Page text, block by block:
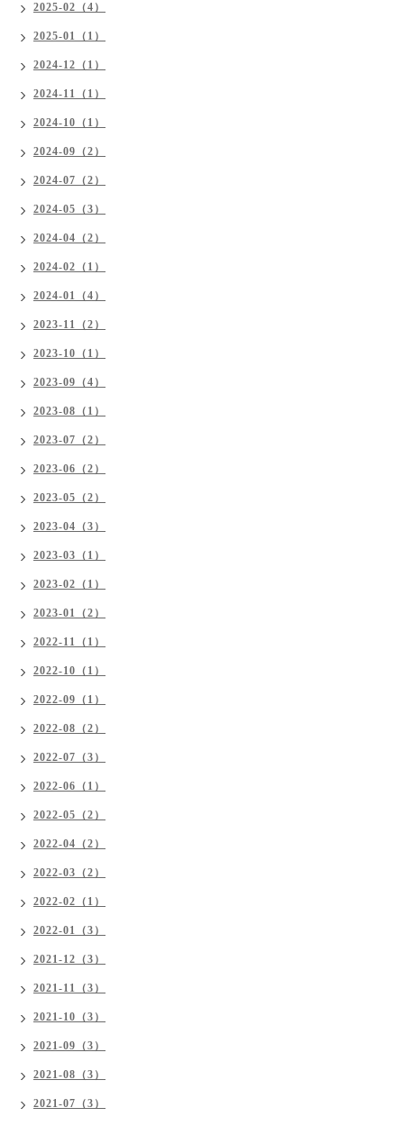
2025-02（4）
2025-01（1）
2024-12（1）
2024-11（1）
2024-10（1）
2024-09（2）
2024-07（2）
2024-05（3）
2024-04（2）
2024-02（1）
2024-01（4）
2023-11（2）
2023-10（1）
2023-09（4）
2023-08（1）
2023-07（2）
2023-06（2）
2023-05（2）
2023-04（3）
2023-03（1）
2023-02（1）
2023-01（2）
2022-11（1）
2022-10（1）
2022-09（1）
2022-08（2）
2022-07（3）
2022-06（1）
2022-05（2）
2022-04（2）
2022-03（2）
2022-02（1）
2022-01（3）
2021-12（3）
2021-11（3）
2021-10（3）
2021-09（3）
2021-08（3）
2021-07（3）